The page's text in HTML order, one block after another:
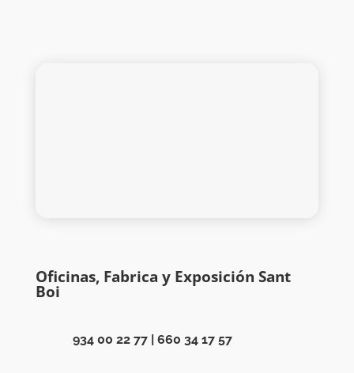
Oficinas, Fabrica y Exposición Sant
Boi
934 00 22 77| 660 34 17 57